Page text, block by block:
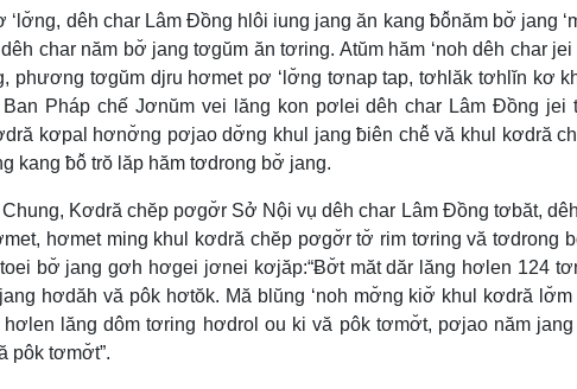
‘lơ̆ng, dêh char Lâm Đồng hlôi iung jang ăn kang ƀô̆năm bơ̆ jang
char năm bơ̆ jang tơgŭm ăn tơring. Atŭm hăm ‘noh dêh char
phương tơgŭm djru hơmet pơ ‘lơ̆ng tơnap tap, tơhlăk tơhlĭn kơ
Ban Pháp chế Jơnŭm vei lăng kon pơlei dêh char Lâm Đồng jei
kơpal hơnơ̆ng pơjao dơ̆ng khul jang ƀiên chê̆ vă khul kơdră
kang ƀô̆ trŏ lăp hăm tơdrong bơ̆ jang.
Kơdră chĕp pơgơ̆r Sở Nội vụ dêh char Lâm Đồng tơbăt,
hơmet ming khul kơdră chĕp pơgơ̆r tơ̆ rim tơring vă tơdrong
bơ̆ jang gơh hơgei jơnei kơjăp:“Ƀơ̆t măt dăr lăng hơlen 124
hơdăh vă pôk hơtŏk. Mă blŭng ‘noh mơ̆ng kiơ̆ khul kơdră
hơlen lăng dôm tơring hơdrol ou ki vă pôk tơmơ̆t, pơjao năm
pôk tơmơ̆t”.